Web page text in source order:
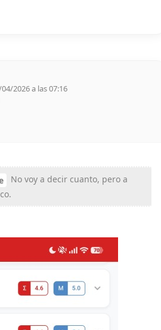
2026 a las 07:16
No voy a decir cuanto, pero a